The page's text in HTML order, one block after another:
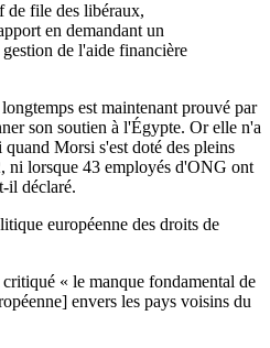
de file des libéraux,
en demandant un
de l'aide financière
est maintenant prouvé par
son soutien à l'Égypte. Or elle n'a
Morsi s'est doté des pleins
ni lorsque 43 employés d'ONG ont
il déclaré.
européenne des droits de
« le manque fondamental de
envers les pays voisins du